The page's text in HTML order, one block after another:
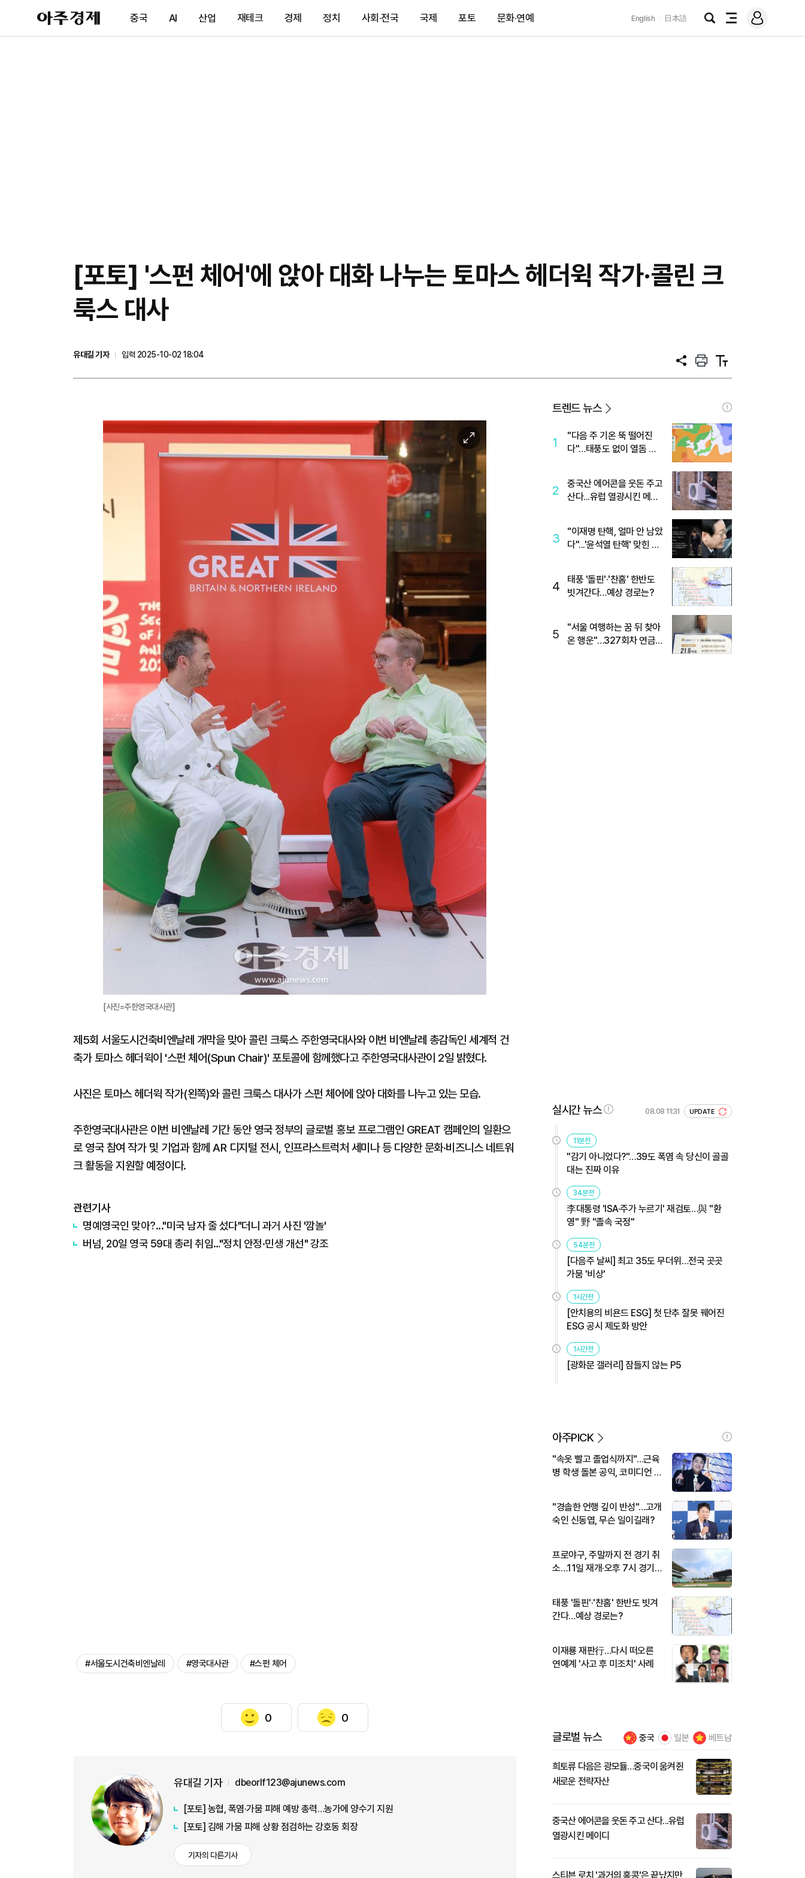
아
주
제
중국 AI 산업 재테크 경제 정치 사회·전국 국제 포토 문화·연예 English 日本語
검
전
메
그
[포토] '스펀 체어'에 앉아 대화 나누는 토마스 헤더윅 작가·콜린 크
룩스 대사
유대길 기자
입력 2025-10-02 18:04
공
프
트
텍
트
미
지
[사진=주한영국대사관]
제5회 서울도시건축비엔날레 개막을 맞아 콜린 크룩스 주한영국대사와 이번 비엔날레 총감독인 세계적 건
축가 토마스 헤더윅이 '스펀 체어(Spun Chair)' 포토콜에 함께했다고 주한영국대사관이 2일 밝혔다.
사진은 토마스 헤더윅 작가(왼쪽)와 콜린 크룩스 대사가 스펀 체어에 앉아 대화를 나누고 있는 모습.
주한영국대사관은 이번 비엔날레 기간 동안 영국 정부의 글로벌 홍보 프로그램인 GREAT 캠페인의 일환으
로 영국 참여 작가 및 기업과 함께 AR 디지털 전시, 인프라스트럭처 세미나 등 다양한 문화·비즈니스 네트워
크 활동을 지원할 예정이다.
관련기사
명예영국인 맞아?..."미국 남자 줄 섰다"더니 과거 사진 '깜놀'
버넘, 20일 영국 59대 총리 취임…"정치 안정·민생 개선" 강조
#서울도시건축비엔날레 #영국대사관 #스펀 체어
0 0
유대길 기자 dbeorlf123@ajunews.com
[포토] 농협, 폭염·가뭄 피해 예방 총력…농가에 양수기 지원
[포토] 김해 가뭄 피해 상황 점검하는 강호동 회장
기자의 다른기사
트렌드 뉴스
1
"다음 주 기온 뚝 떨어진
다"…태풍도 없이 열돔 박
2
중국산 에어콘을 웃돈 주고
산다...유럽 열광시킨 메이
3
"이재명 탄핵, 얼마 안 남았
다"...'윤석열 탄핵' 맞힌 무
4
태풍 '돌핀'·'찬홈' 한반도
빗겨간다…예상 경로는?
5
"서울 여행하는 꿈 뒤 찾아
온 행운"…327회차 연금
실시간 뉴스 08.08 11:31 UPDATE
11분전
"감기 아니었다?"…39도 폭염 속 당신이 골골
대는 진짜 이유
34분전
李대통령 'ISA·주가 누르기' 재검토…與 "환
영" 野 "졸속 국정"
54분전
[다음주 날씨] 최고 35도 무더위…전국 곳곳
가뭄 '비상'
1시간전
[안치용의 비욘드 ESG] 첫 단추 잘못 꿰어진
ESG 공시 제도화 방안
1시간전
[광화문 갤러리] 잠들지 않는 P5
아주PICK
"속옷 빨고 졸업식까지"…근육
병 학생 돌본 공익, 코미디언 김
"경솔한 언행 깊이 반성"…고개
숙인 신동엽, 무슨 일이길래?
프로야구, 주말까지 전 경기 취
소…11일 재개·오후 7시 경기
태풍 '돌핀'·'찬홈' 한반도 빗겨
간다…예상 경로는?
이재룡 재판行…다시 떠오른
연예계 '사고 후 미조치' 사례
글로벌 뉴스 중국 일본 베트남
희토류 다음은 광모듈…중국이 움켜쥔
새로운 전략자산
중국산 에어콘을 웃돈 주고 산다...유럽
열광시킨 메이디
스티븐 로치 '과거의 홍콩'은 끝났지만